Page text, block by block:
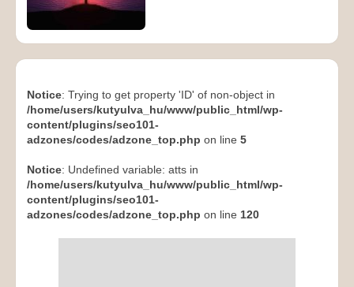
Notice: Trying to get property 'ID' of non-object in
/home/users/kutyulva_hu/www/public_html/wp-
content/plugins/seo101-
adzones/codes/adzone_top.php on line 5
Notice: Undefined variable: atts in
/home/users/kutyulva_hu/www/public_html/wp-
content/plugins/seo101-
adzones/codes/adzone_top.php on line 120